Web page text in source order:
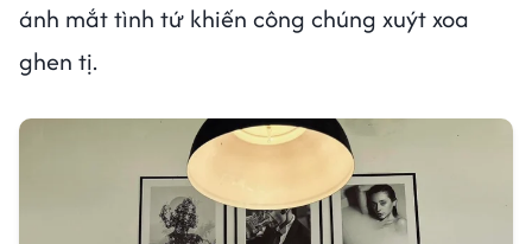
ánh mắt tình tứ khiến công chúng xuýt xoa
ghen tị.